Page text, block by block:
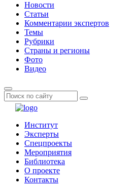
Новости
Статьи
Комментарии экспертов
Темы
Рубрики
Страны и регионы
Фото
Видео
Институт
Эксперты
Спецпроекты
Мероприятия
Библиотека
О проекте
Контакты